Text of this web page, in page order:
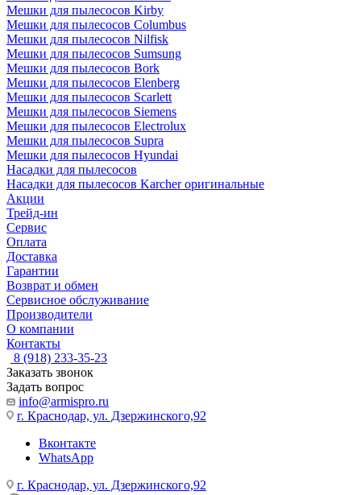
Мешки для пылесосов Kirby
Мешки для пылесосов Columbus
Мешки для пылесосов Nilfisk
Мешки для пылесосов Sumsung
Мешки для пылесосов Bork
Мешки для пылесосов Elenberg
Мешки для пылесосов Scarlett
Мешки для пылесосов Siemens
Мешки для пылесосов Electrolux
Мешки для пылесосов Supra
Мешки для пылесосов Hyundai
Насадки для пылесосов
Насадки для пылесосов Karcher оригинальные
Акции
Трейд-ин
Сервис
Оплата
Доставка
Гарантии
Возврат и обмен
Сервисное обслуживание
Производители
О компании
Контакты
8 (918) 233-35-23
Заказать звонок
Задать вопрос
info@armispro.ru
г. Краснодар, ул. Дзержинского,92
Вконтакте
WhatsApp
г. Краснодар, ул. Дзержинского,92